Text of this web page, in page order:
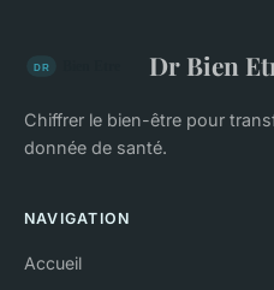
Dr Bien
Chiffrer le bien-être pour
donnée de santé.
NAVIGATION
Accueil